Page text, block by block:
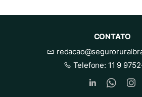
CONTATO
Telefone: 11 9